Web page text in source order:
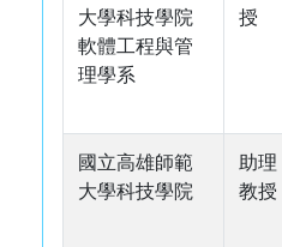
大學科技學院
軟體工程與管
理學系
授
國立高雄師範
大學科技學院
助理
教授